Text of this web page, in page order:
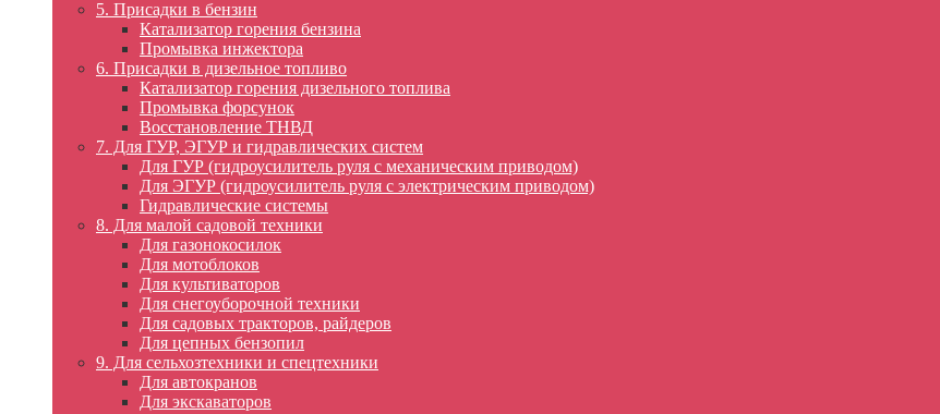
5. Присадки в бензин
Катализатор горения бензина
Промывка инжектора
6. Присадки в дизельное топливо
Катализатор горения дизельного топлива
Промывка форсунок
Восстановление ТНВД
7. Для ГУР, ЭГУР и гидравлических систем
Для ГУР (гидроусилитель руля с механическим приводом)
Для ЭГУР (гидроусилитель руля с электрическим приводом)
Гидравлические системы
8. Для малой садовой техники
Для газонокосилок
Для мотоблоков
Для культиваторов
Для снегоуборочной техники
Для садовых тракторов, райдеров
Для цепных бензопил
9. Для сельхозтехники и спецтехники
Для автокранов
Для экскаваторов